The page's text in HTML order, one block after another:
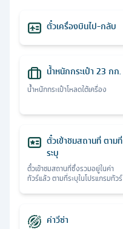
ตั๋วเครื่องบินไป-กลับ
น้ำหนักกระเป๋า 23 กก.
น้ำหนักกระเป๋าโหลดใต้เครื่อง
ตั๋วเข้าชมสถานที่ ตามที่
ระบุ
ตั๋วเข้าชมสถานที่ซึ่งรวมอยู่ในค่า
ทัวร์แล้ว ตามที่ระบุในโปรแกรมทัวร์
ค่าวีซ่า